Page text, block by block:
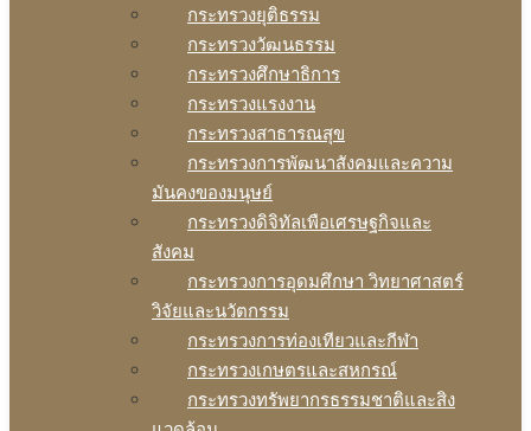
กระทรวงยุติธรรม
กระทรวงวัฒนธรรม
กระทรวงศึกษาธิการ
กระทรวงแรงงาน
กระทรวงสาธารณสุข
กระทรวงการพัฒนาสังคมและความ
มันคงของมนุษย์
กระทรวงดิจิทัลเพือเศรษฐกิจและ
สังคม
กระทรวงการอุดมศึกษา วิทยาศาสตร์
วิจัยและนวัตกรรม
กระทรวงการท่องเทียวและกีฬา
กระทรวงเกษตรและสหกรณ์
กระทรวงทรัพยากรธรรมชาติและสิง